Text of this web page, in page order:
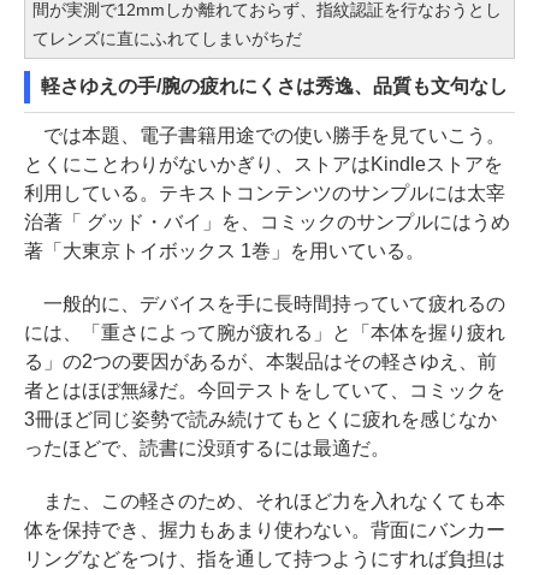
間が実測で12mmしか離れておらず、指紋認証を行なおうとし
てレンズに直にふれてしまいがちだ
軽さゆえの手/腕の疲れにくさは秀逸、品質も文句なし
では本題、電子書籍用途での使い勝手を見ていこう。
とくにことわりがないかぎり、ストアはKindleストアを
利用している。テキストコンテンツのサンプルには太宰
治著「 グッド・バイ」を、コミックのサンプルにはうめ
著「大東京トイボックス 1巻」を用いている。
一般的に、デバイスを手に長時間持っていて疲れるの
には、「重さによって腕が疲れる」と「本体を握り疲れ
る」の2つの要因があるが、本製品はその軽さゆえ、前
者とはほぼ無縁だ。今回テストをしていて、コミックを
3冊ほど同じ姿勢で読み続けてもとくに疲れを感じなか
ったほどで、読書に没頭するには最適だ。
また、この軽さのため、それほど力を入れなくても本
体を保持でき、握力もあまり使わない。背面にバンカー
リングなどをつけ、指を通して持つようにすれば負担は